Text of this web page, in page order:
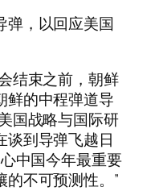
弹，以回应美国
结束之前，朝鲜
鲜的中程弹道导
国战略与国际研
谈到导弹飞越日
中国今年最重要
不可预测性。”